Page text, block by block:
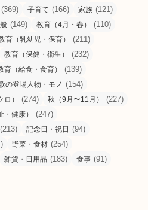
(369) 子育て (166) 家族 (121)
(149) 教育（4月・春） (110)
育（乳幼児・保育） (211)
教育（保健・衛生） (232)
育（給食・食育） (139)
の登場人物・モノ (154)
） (274) 秋（9月〜11月） (227)
健康） (247)
(213) 記念日・祝日 (94)
野菜・食材 (254)
雑貨・日用品 (183) 食事 (91)